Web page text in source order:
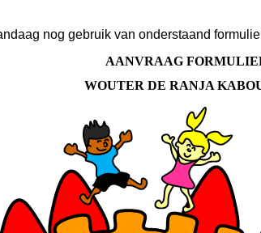
nog gebruik van onderstaand
AANVRAAG
WOUTER DE RANJA